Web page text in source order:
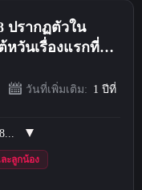
ปรากฏตัวใน
หวันเรื่องแรกที่
ญิง
วันที่เพิ่มเติม: 1 ปีที่
ะลูกน้อง